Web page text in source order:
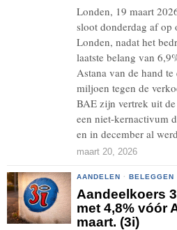
Londen, 19 maart
sloot donderdag af op
Londen, nadat het
laatste belang van
Astana van de hand
miljoen tegen de
BAE zijn vertrek uit
een niet-kernactivum
en in december al
maart 20, 2026
AANDELEN · BELEGGEN
Aandeelkoers
met 4,8% vóór
maart. (3i)